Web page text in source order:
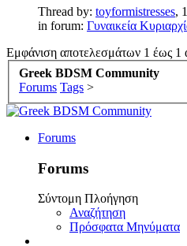
Thread by: toyformistresses,
in forum: Γυναικεία
Εμφάνιση αποτελεσμάτων 1 έως 1
Greek BDSM Community
Forums Tags >
Forums
Forums
Σύντομη Πλοήγηση
Αναζήτηση
Πρόσφατα Μηνύματα